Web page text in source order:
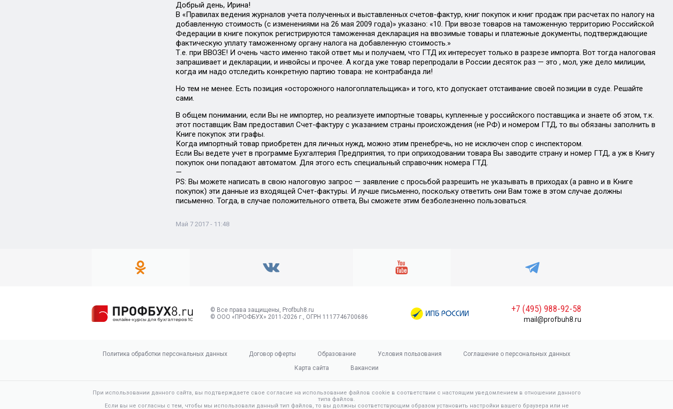
Добрый день, Ирина!
В «Правилах ведения журналов учета полученных и выставленных счетов-фактур, книг покупок и книг продаж при расчетах по налогу на
добавленную стоимость (с изменениями на 26 мая 2009 года)» указано: «10. При ввозе товаров на таможенную территорию Российской
Федерации в книге покупок регистрируются таможенная декларация на ввозимые товары и платежные документы, подтверждающие
фактическую уплату таможенному органу налога на добавленную стоимость.»
Т.е. при ВВОЗЕ! И очень часто именно такой ответ мы и получаем, что ГТД их интересует только в разрезе импорта. Вот тогда налоговая
запрашивает и декларации, и инвойсы и прочее. А когда уже товар перепродали в России десяток раз — это , мол, уже дело милиции,
когда им надо отследить конкретную партию товара: не контрабанда ли!
Но тем не менее. Есть позиция «осторожного налогоплательщика» и того, кто допускает отстаивание своей позиции в суде. Решайте
сами.
В общем понимании, если Вы не импортер, но реализуете импортные товары, купленные у российского поставщика и знаете об этом, т.к.
этот поставщик Вам предоставил Счет-фактуру с указанием страны происхождения (не РФ) и номером ГТД, то вы обязаны заполнить в
Книге покупок эти графы.
Когда импортный товар приобретен для личных нужд, можно этим пренебречь, но не исключен спор с инспектором.
Если Вы ведете учет в программе Бухгалтерия Предприятия, то при оприходовании товара Вы заводите страну и номер ГТД, а уж в Книгу
покупок они попадают автоматом. Для этого есть специальный справочник номера ГТД.
—
PS: Вы можете написать в свою налоговую запрос — заявление с просьбой разрешить не указывать в приходах (а равно и в Книге
покупок) эти данные из входящей Счет-фактуры. И лучше письменно, поскольку ответить они Вам тоже в этом случае должны
письменно. Тогда, в случае положительного ответа, Вы сможете этим безболезненно пользоваться.
Май 7 2017 - 11:48
© Все права защищены, Profbuh8.ru
© ООО «ПРОФБУХ» 2011-2026 г., ОГРН 1117746700686
+7 (495) 988-92-58
mail@profbuh8.ru
Политика обработки персональных данных Договор оферты Образование Условия пользования
Соглашение о персональных данных
Карта сайта
Вакансии
При использовании данного сайта, вы подтверждаете свое согласие на использование файлов cookie в соответствии с настоящим уведомлением в отношении данного
типа файлов.
Если вы не согласны с тем, чтобы мы использовали данный тип файлов, то вы должны соответствующим образом установить настройки вашего браузера или не